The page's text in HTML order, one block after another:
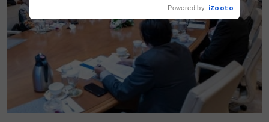
Powered by iZooto